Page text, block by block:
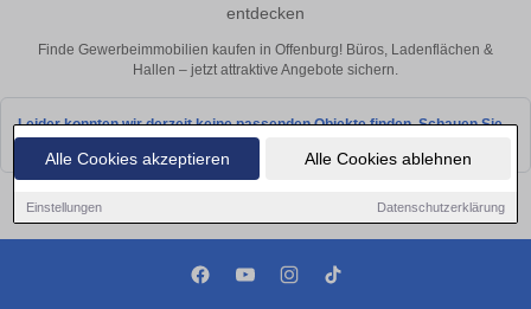
Alle Cookies akzeptieren Alle Cookies ablehnen
Einstellungen Datenschutzerklärung
entdecken
Finde Gewerbeimmobilien kaufen in Offenburg! Büros, Ladenflächen &
Hallen – jetzt attraktive Angebote sichern.
Leider konnten wir derzeit keine passenden Objekte finden. Schauen Sie